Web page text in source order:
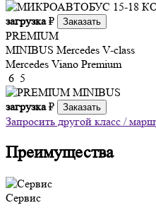
загрузка₽ Заказать
PREMIUM
MINIBUS Mercedes V-class
Mercedes Viano Premium
6 5
загрузка₽ Заказать
Запросить другой класс /
Преимущества
Сервис